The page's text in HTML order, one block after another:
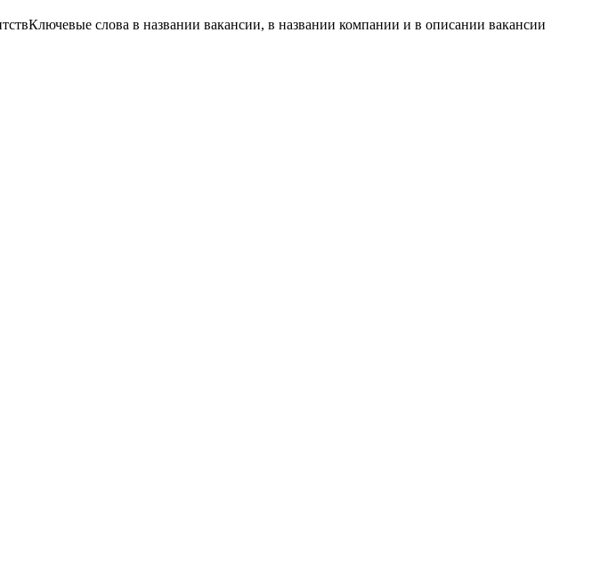
Ключевые слова в названии вакансии, в названии компании и в описании вакансии